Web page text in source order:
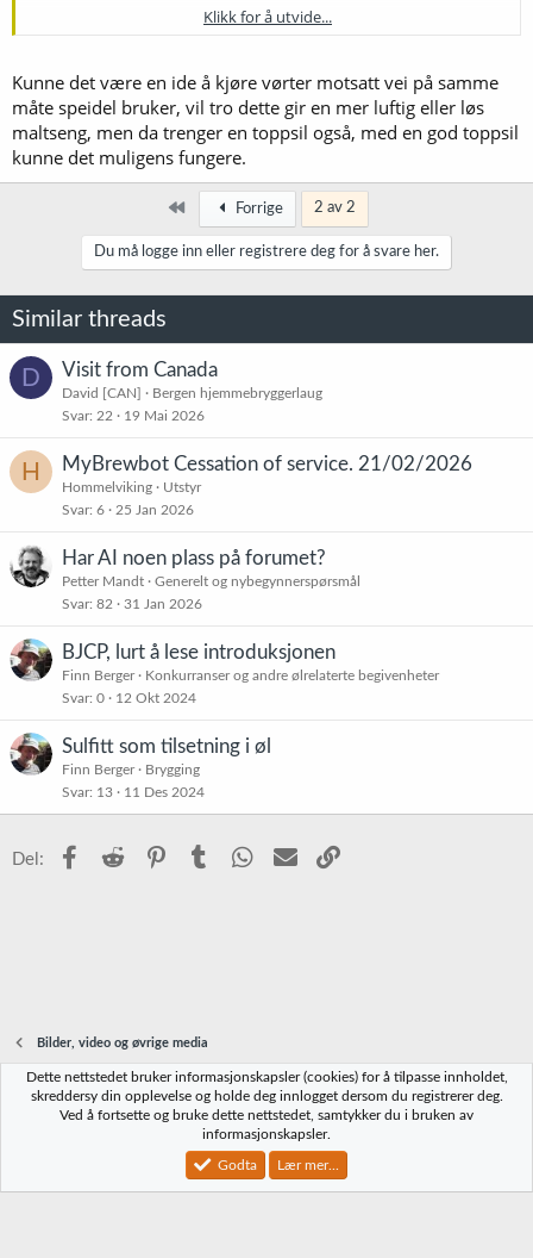
2 ting er litt problematisk:
kokende vørter over tid. De er også ekstremt lite imøtekommende
når jeg spør om hva som er galt. Ikke kjøp Chugger.
- Ved bruk av HERMSen under hele meskinga pakker maltsenga seg
svært tett. Forrige gang, med en belgisk wit med 50% utbytte, endte
vi opp med nesten tett mesk. Den gikk ikke helt tett, men det rant
vørter for sakte gjennom og ble undertrykk under mesken. Vi løste
dette ved å røre opp mesken og deretter resirkulere 5 minutter til.
Noen som har erfaring med tett / treg mesk ved bruk av HERMS?
Skyldes dette bare store mengder hvete?
Klikk for å utvide...
Kunne det være en ide å kjøre vørter motsatt vei på samme
måte speidel bruker, vil tro dette gir en mer luftig eller løs
maltseng, men da trenger en toppsil også, med en god toppsil
kunne det muligens fungere.
Først Forrige 2 av 2
Du må logge inn eller registrere deg for å svare her.
Similar threads
D Visit from Canada
David [CAN]
Bergen hjemmebryggerlaug
Svar 22 19 Mai 2026
H MyBrewbot Cessation of service. 21/02/2026
Hommelviking
Utstyr
Svar 6 25 Jan 2026
Har AI noen plass på forumet?
Petter Mandt
Generelt og nybegynnerspørsmål
Svar 82 31 Jan 2026
BJCP, lurt å lese introduksjonen
Finn Berger
Konkurranser og andre ølrelaterte begivenheter
Svar 0 12 Okt 2024
Sulfitt som tilsetning i øl
Finn Berger
Brygging
Svar 13 11 Des 2024
Del: Facebook
Reddit PinterestTumblr WhatsApp
E-post
Bilder, video og øvrige media
Norbrygg-default
Vilkår og regler Personvernregler
Community platform by XenForo® © 2010-2023 XenForo Ltd.
Dette nettstedet bruker informasjonskapsler (cookies) for å tilpasse innholdet,
skreddersy din opplevelse og holde deg innlogget dersom du registrerer deg.
Ved å fortsette og bruke dette nettstedet, samtykker du i bruken av
informasjonskapsler.
Godta Lær mer...